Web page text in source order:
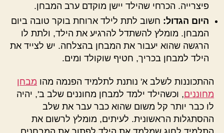
פיצרייה. הכרחי שהילד יישן מוקדם ערב המבחן.
היום הגדול: חשוב לתת לילד ארוחת בוקר טובה ביום
המבחן. מומלץ להשתדל להרגיע את הילד, ולתת לו
הרגשה שהוא יעבור את המבחן בהצלחה. יש לצייד את
הילד למבחן בכריך, חטיף שוקולד ומים.
ההתכוננות לשלב א' נותנת לתלמיד הפנמה מהו מבחן
מחוננים, וכשהילד ילמד למבחן מחוננים שלב ב', יהיה
לו כבר יותר קל משום שהוא כבר עבר את שלב
ההסתגלות הראשונית. לעיתים, מומלץ לרשום את